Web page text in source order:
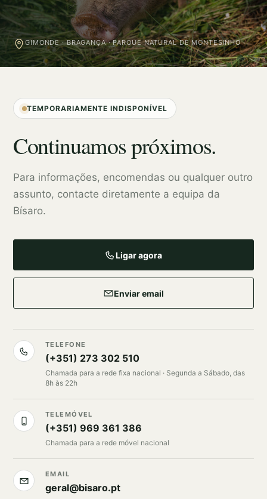
GIMONDE · BRAGANÇA · PARQUE NATURAL DE MONTESINHO
TEMPORARIAMENTE INDISPONÍVEL
Continuamos próximos.
Para informações, encomendas ou qualquer outro
assunto, contacte diretamente a equipa da
Bísaro.
Ligar agora
Enviar email
TELEFONE
(+351) 273 302 510
Chamada para a rede fixa nacional · Segunda a Sábado, das
8h às 22h
TELEMÓVEL
(+351) 969 361 386
Chamada para a rede móvel nacional
EMAIL
geral@bisaro.pt